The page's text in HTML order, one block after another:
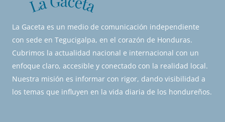
La Gaceta es un medio de comunicación independiente
con sede en Tegucigalpa, en el corazón de Honduras.
Cubrimos la actualidad nacional e internacional con un
enfoque claro, accesible y conectado con la realidad local.
Nuestra misión es informar con rigor, dando visibilidad a
los temas que influyen en la vida diaria de los hondureños.